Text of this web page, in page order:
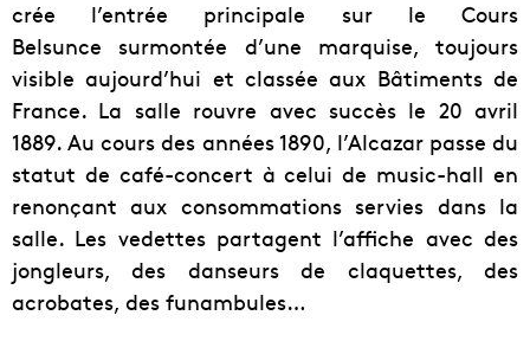
crée l’entrée principale sur le Cours
Belsunce surmontée d’une marquise, toujours
visible aujourd’hui et classée aux Bâtiments de
France. La salle rouvre avec succès le 20 avril
1889. Au cours des années 1890, l’Alcazar passe du
statut de café-concert à celui de music-hall en
renonçant aux consommations servies dans la
salle. Les vedettes partagent l’affiche avec des
jongleurs, des danseurs de claquettes, des
acrobates, des funambules…